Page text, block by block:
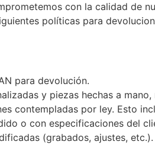
con la calidad de
políticas para
para devolución.
y piezas hechas a
contempladas por ley. Esto
o con especificaciones del
(grabados, ajustes, etc.).